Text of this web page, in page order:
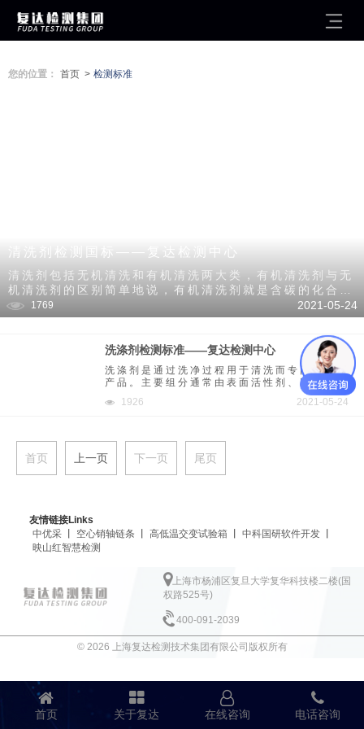
您的位置： 首页 > 检测标准
清洗剂检测国标——复达检测中心
清洗剂包括无机清洗和有机清洗两大类，有机清洗剂与无
机清洗剂的区别简单地说，有机清洗剂就是含碳的化合物
制成的清洗剂，无机清洗剂就是不含碳的化合物制成的清
洗剂。
1769 2021-05-24
洗涤剂检测标准——复达检测中心
洗涤剂是通过洗净过程用于清洗而专门配制的
产品。主要组分通常由表面活性剂、助洗剂和
1926 2021-05-24
首页 上一页 下一页 尾页
友情链接Links
中优采
空心销轴链条 高低温交变试验箱 中科国研软件开发
映山红智慧检测
上海市杨浦区复旦大学复华科技楼二楼(国
权路525号)
400-091-2039
© 2026 上海复达检测技术集团有限公司版权所有
首页 关于复达 在线咨询 电话咨询